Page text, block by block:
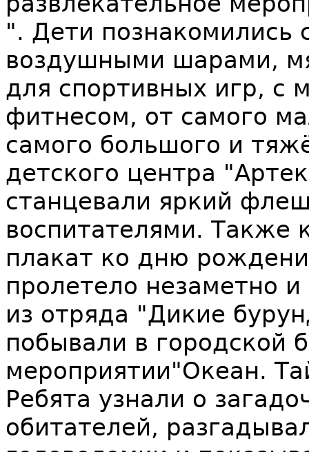
". Дети познакомились
воздушными шарами,
для спортивных игр, с
фитнесом, от самого
самого большого и
детского центра
станцевали яркий
воспитателями. Также
плакат ко дню
пролетело незаметно
из отряда "Дикие
побывали в городской
мероприятии"Океан.
Ребята узнали о
обитателей,